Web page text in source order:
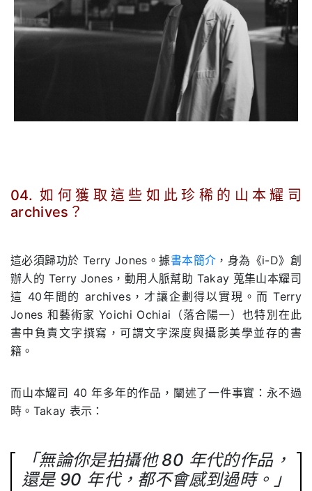
04. 如何獲取這些如此珍稀的山本耀司
archives？
這必須歸功於 Terry Jones。據書本簡介 ，身為《i-D》創
辦人的 Terry Jones，動用人脈幫助 Takay 蒐集山本耀司
這 40年間的 archives，才讓企劃得以實現。而 Terry
Jones 和藝術家 Yoichi Ochiai（落合陽一）也特別在此
書中負責文字撰寫，可謂文字深度與攝影美學並存的書
籍。
而山本耀司 40 年多年的作品，闡述了一件事實：永不過
時。Takay 表示：
「無論你是拍攝他 80 年代的作品，
還是 90 年代，都不會感到過時。」